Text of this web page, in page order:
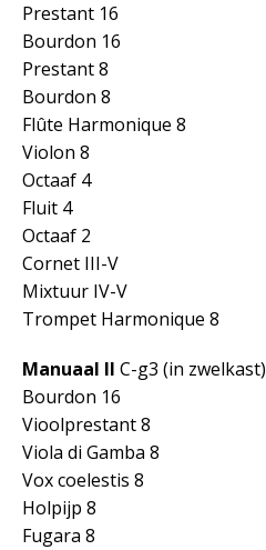
Prestant 16
Bourdon 16
Prestant 8
Bourdon 8
Flûte Harmonique 8
Violon 8
Octaaf 4
Fluit 4
Octaaf 2
Cornet III-V
Mixtuur IV-V
Trompet Harmonique 8
Manuaal II C-g3 (in zwelkast)
Bourdon 16
Vioolprestant 8
Viola di Gamba 8
Vox coelestis 8
Holpijp 8
Fugara 8